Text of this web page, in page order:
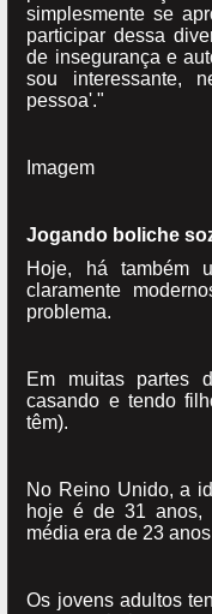
simplesmente se
participar dessa
de insegurança e
sou interessante,
pessoa'."
Imagem
Jogando boliche
Hoje, há também
claramente
problema.
Em muitas partes
casando e tendo
têm).
No Reino Unido, a
hoje é de 31 anos,
média era de 23
Os jovens adultos